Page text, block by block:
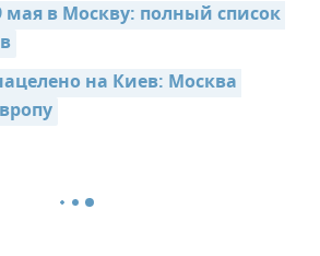
мая в Москву: полный список
на Киев: Москва